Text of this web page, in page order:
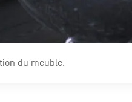
du meuble.